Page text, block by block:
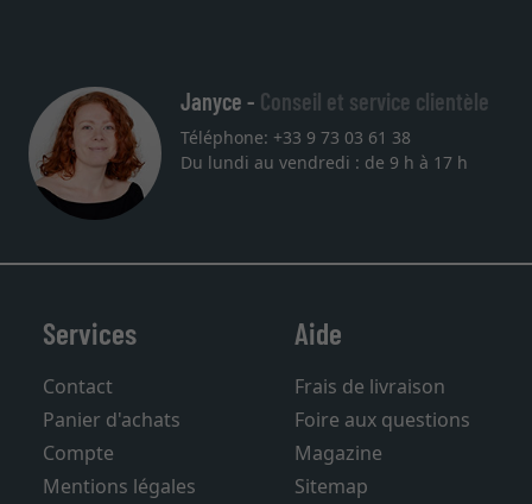
Janyce - Conseil et service clientèle
Téléphone: +33 9 73 03 61 38
Du lundi au vendredi : de 9 h à 17 h
Services
Contact
Panier d'achats
Compte
Mentions légales
Aide
Frais de livraison
Foire aux questions
Magazine
Sitemap